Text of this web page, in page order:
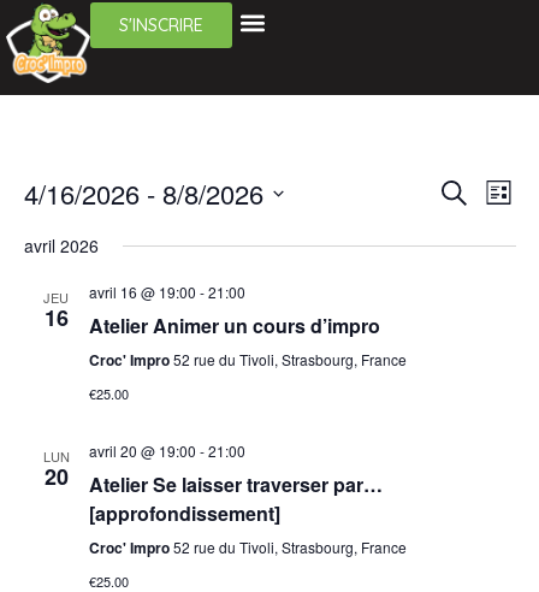
S'INSCRIRE
et
Recherche
Liste
4/16/2026 - 8/8/2026
une
date.
avril 2026
JEU
16
avril 16 @ 19:00 -21:00
Atelier Animer un cours d’impro
Croc' Impro52 rue du Tivoli, Strasbourg, France
€25.00
LUN
20
avril 20 @ 19:00 -21:00
Atelier Se laisser traverser par…
[approfondissement]
Croc' Impro52 rue du Tivoli, Strasbourg, France
€25.00